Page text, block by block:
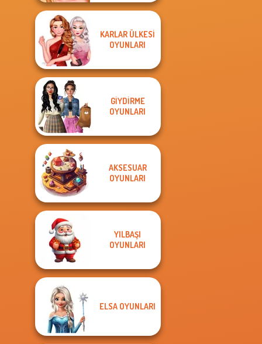
KARLAR ÜLKESI
OYUNLARI
GIYDIRME
OYUNLARI
AKSESUAR
OYUNLARI
YILBAŞI
OYUNLARI
ELSA OYUNLARI